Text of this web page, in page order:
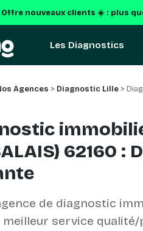
Offre nouveaux clients ☀️ : plus
Les Diagnostics
Agences > Diagnostic Lille>
62160 :
de diagnostic
service qualité/